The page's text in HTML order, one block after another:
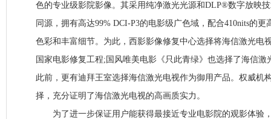
色的专业级影院影像。其采用纯净激光光源和DLP®数字放映
同源，拥有高达99% DCI-P3的电影级广色域，配合410nits的
色彩和丰富细节。为此，西影影像修复中心选择将海信激光电
国家电影修复工程;国风唯美电影《只此青绿》也选择了海信激
此前，更有迪拜王室选择海信激光电视作为御用产品。权威机
择，充分证明了海信激光电视的高画质实力。
为了进一步保证用户能获得最接近专业电影院的观影体验